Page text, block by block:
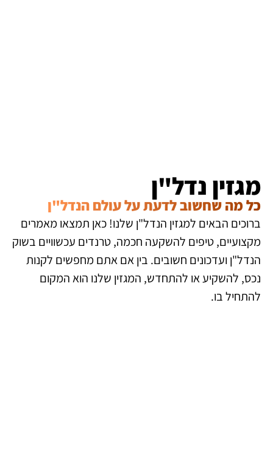
מגזין נדל"ן
כל מה שחשוב לדעת על עולם הנדל"ן
ברוכים הבאים למגזין הנדל"ן שלנו! כאן תמצאו מאמרים
מקצועיים, טיפים להשקעה חכמה, טרנדים עכשוויים בשוק
הנדל"ן ועדכונים חשובים. בין אם אתם מחפשים לקנות
נכס, להשקיע או להתחדש, המגזין שלנו הוא המקום
להתחיל בו.